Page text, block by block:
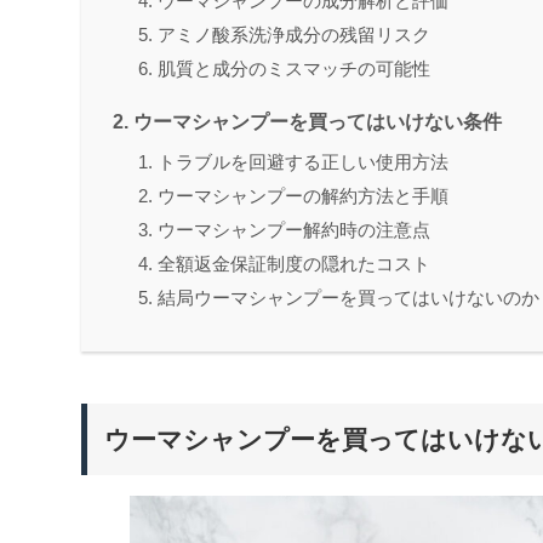
アミノ酸系洗浄成分の残留リスク
肌質と成分のミスマッチの可能性
ウーマシャンプーを買ってはいけない条件
トラブルを回避する正しい使用方法
ウーマシャンプーの解約方法と手順
ウーマシャンプー解約時の注意点
全額返金保証制度の隠れたコスト
結局ウーマシャンプーを買ってはいけないのか
ウーマシャンプーを買ってはいけな